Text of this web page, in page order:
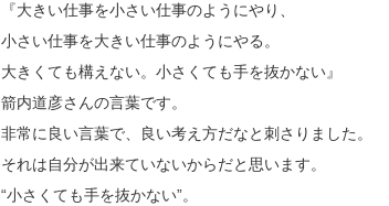
『大きい仕事を小さい仕事のようにやり、
小さい仕事を大きい仕事のようにやる。
大きくても構えない。小さくても手を抜かない』
箭内道彦さんの言葉です。
非常に良い言葉で、良い考え方だなと刺さりました。
それは自分が出来ていないからだと思います。
“小さくても手を抜かない”。